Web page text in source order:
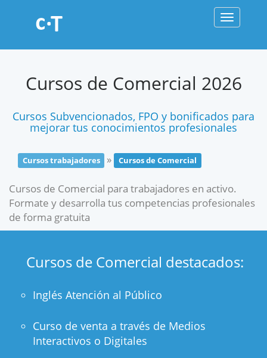
Toggle
Cursos de Comercial 2026
Cursos Subvencionados, FPO y bonificados para
mejorar tus conocimientos profesionales
Cursos trabajadores » Cursos de Comercial
Cursos de Comercial para trabajadores en activo.
Formate y desarrolla tus competencias profesionales
de forma gratuita
Cursos de Comercial destacados:
Inglés Atención al Público
Curso de venta a través de Medios
Interactivos o Digitales